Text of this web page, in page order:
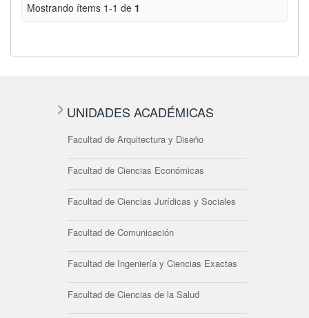
Mostrando ítems 1-1 de 1
UNIDADES ACADÉMICAS
Facultad de Arquitectura y Diseño
Facultad de Ciencias Económicas
Facultad de Ciencias Jurídicas y Sociales
Facultad de Comunicación
Facultad de Ingeniería y Ciencias Exactas
Facultad de Ciencias de la Salud